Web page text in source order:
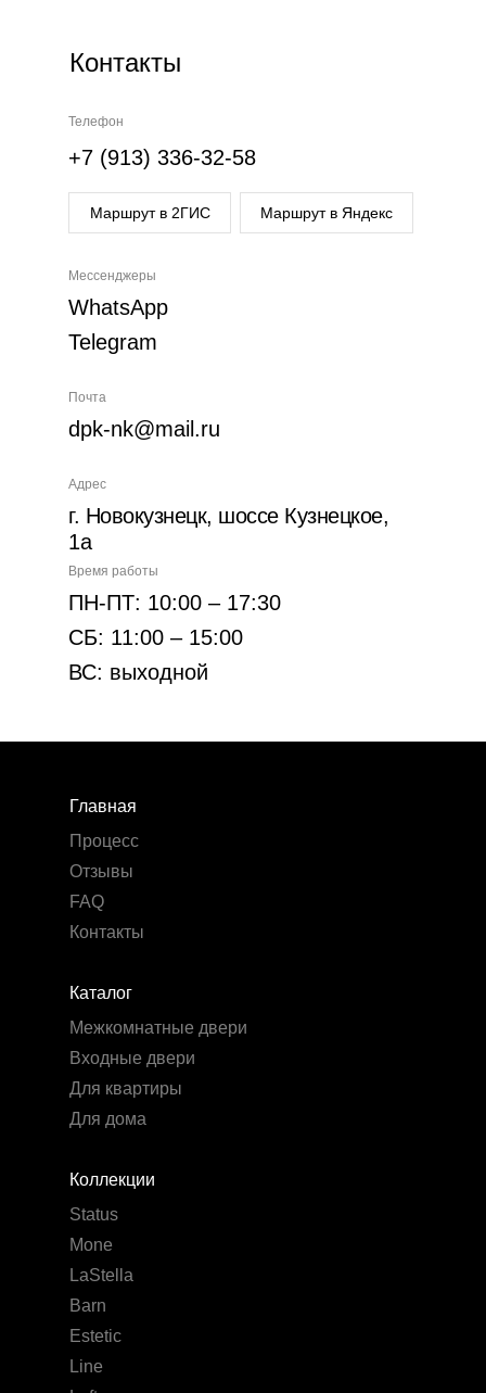
Контакты
Мессенджеры
WhatsApp
Telegram
Телефон
+7 (913) 336-32-58
Почта
dpk-nk@mail.ru
Время работы
ПН-ПТ: 10:00 – 17:30
СБ: 11:00 – 15:00
ВС: выходной
Адрес
г. Новокузнецк, шоссе Кузнецкое,
1а
Маршрут в 2ГИС Маршрут в Яндекс
Коллекции
Status
Mone
LaStella
Barn
Estetic
Line
Каталог
Межкомнатные двери
Входные двери
Для квартиры
Для дома
Главная
Процесс
Отзывы
FAQ
Контакты